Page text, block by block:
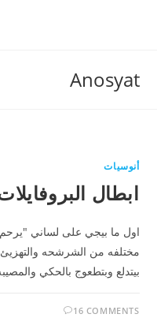
Anosyat
أنوسيات
ابطال
اول ما بيجي على لساني "يرحم
مختلفه من الشرشحه
بيتدلع وبتطعوج بالحكي
16 COMMENTS